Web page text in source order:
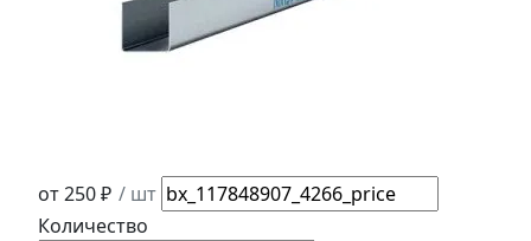
от 250 ₽ / шт
Количество